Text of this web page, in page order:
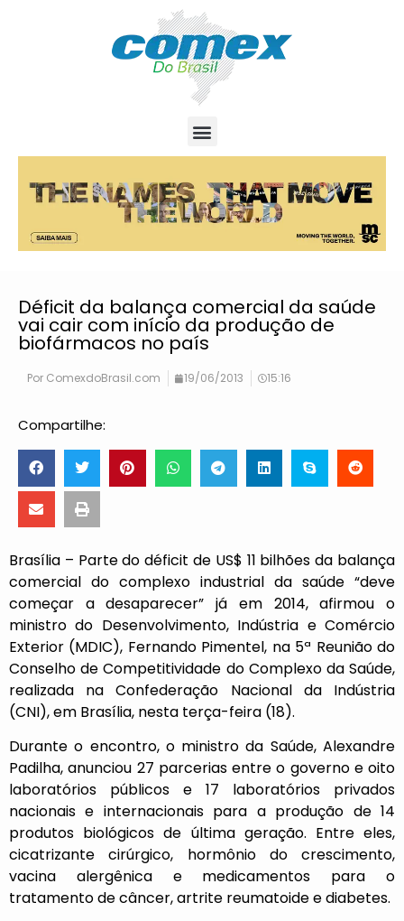
Déficit da balança comercial da saúde
vai cair com início da produção de
biofármacos no país
Por ComexdoBrasil.com 19/06/2013 15:16
Compartilhe:
Brasília – Parte do déficit de US$ 11 bilhões da balança
comercial do complexo industrial da saúde “deve
começar a desaparecer” já em 2014, afirmou o
ministro do Desenvolvimento, Indústria e Comércio
Exterior (MDIC), Fernando Pimentel, na 5ª Reunião do
Conselho de Competitividade do Complexo da Saúde,
realizada na Confederação Nacional da Indústria
(CNI), em Brasília, nesta terça-feira (18).
Durante o encontro, o ministro da Saúde, Alexandre
Padilha, anunciou 27 parcerias entre o governo e oito
laboratórios públicos e 17 laboratórios privados
nacionais e internacionais para a produção de 14
produtos biológicos de última geração. Entre eles,
cicatrizante cirúrgico, hormônio do crescimento,
vacina alergênica e medicamentos para o
tratamento de câncer, artrite reumatoide e diabetes.